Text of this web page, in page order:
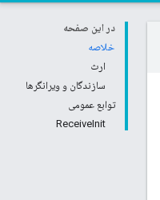
در این صفحه
خلاصه
ارث
سازندگان و ویرانگرها
توابع عمومی
ReceiveInit